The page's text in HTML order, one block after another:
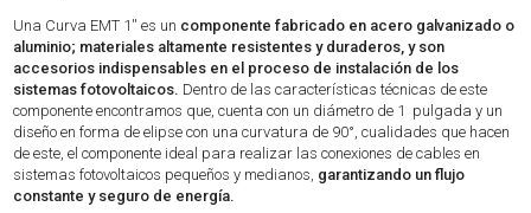
Una Curva EMT 1'' es un componente fabricado en acero galvanizado o
aluminio; materiales altamente resistentes y duraderos, y son
accesorios indispensables en el proceso de instalación de los
sistemas fotovoltaicos. Dentro de las características técnicas de este
componente encontramos que, cuenta con un diámetro de 1 pulgada y un
diseño en forma de elipse con una curvatura de 90°, cualidades que hacen
de este, el componente ideal para realizar las conexiones de cables en
sistemas fotovoltaicos pequeños y medianos, garantizando un flujo
constante y seguro de energía.